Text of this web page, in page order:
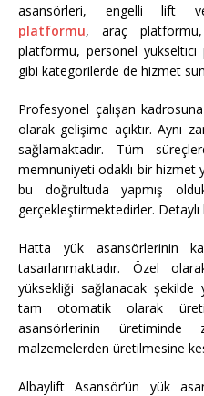
asansörleri, engelli lift
platformu, araç
platformu, personel
gibi kategorilerde de hizmet
Profesyonel çalışan
olarak gelişime açıktır. Aynı
sağlamaktadır. Tüm
memnuniyeti odaklı bir hizmet
bu doğrultuda yapmış
gerçekleştirmektedirler. Detaylı
Hatta yük asansörlerinin
tasarlanmaktadır. Özel
yüksekliği sağlanacak
tam otomatik olarak
asansörlerinin üretiminde
malzemelerden üretilmesine
Albaylift Asansör’ün yük